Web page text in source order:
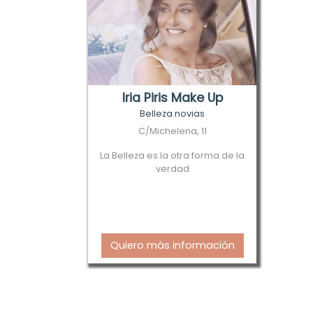
Iria Piris Make Up
Belleza novias
C/Michelena, 11
La Belleza es la otra forma de la
verdad
Quiero más información